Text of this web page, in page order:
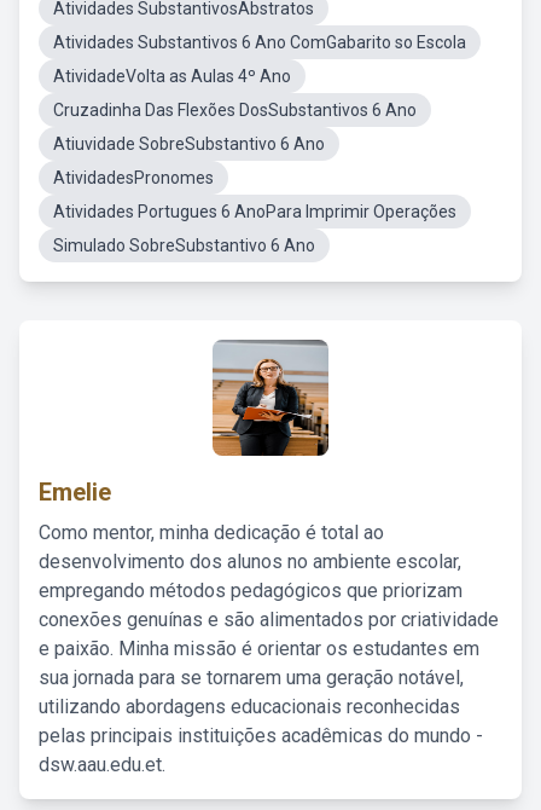
Atividades SubstantivosAbstratos
Atividades Substantivos 6 Ano ComGabarito so Escola
AtividadeVolta as Aulas 4º Ano
Cruzadinha Das Flexões DosSubstantivos 6 Ano
Atiuvidade SobreSubstantivo 6 Ano
AtividadesPronomes
Atividades Portugues 6 AnoPara Imprimir Operações
Simulado SobreSubstantivo 6 Ano
Emelie
Como mentor, minha dedicação é total ao
desenvolvimento dos alunos no ambiente escolar,
empregando métodos pedagógicos que priorizam
conexões genuínas e são alimentados por criatividade
e paixão. Minha missão é orientar os estudantes em
sua jornada para se tornarem uma geração notável,
utilizando abordagens educacionais reconhecidas
pelas principais instituições acadêmicas do mundo -
dsw.aau.edu.et.